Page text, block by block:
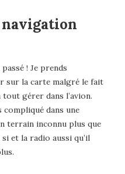
navigation
! Je prends
sur la carte malgré le fait
tout gérer dans l’avion.
dans une
terrain inconnu plus que
et la radio aussi qu’il